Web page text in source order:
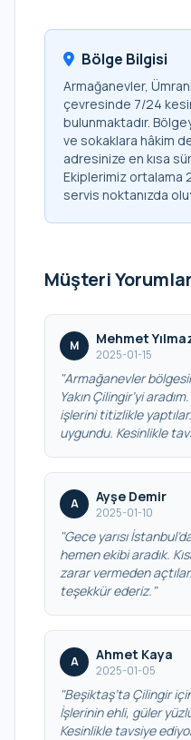
Bölge Bilgisi
Armağanevler,
çevresinde 7/24
bulunmaktadır.
ve sokaklara hâkim
adresinize en kısa
Ekiplerimiz ortalama
servis noktanızda
Müşteri
M Mehmet
2025-01-15
"Armağanevler
Yakın Çilingir’yi
işlerini titizlikle
uygundu. Kesinlikle
A Ayşe Demir
2025-01-10
"Gece yarısı
hemen ekibi aradık.
zarar vermeden
teşekkür ederiz."
A Ahmet Kaya
2025-01-05
"Beşiktaş’ta Çilingir
İşlerinin ehli, güler
Kesinlikle tavsiye